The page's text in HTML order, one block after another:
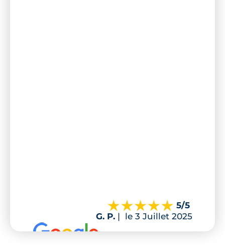
5/5
G. P. | le 3 Juillet 2025